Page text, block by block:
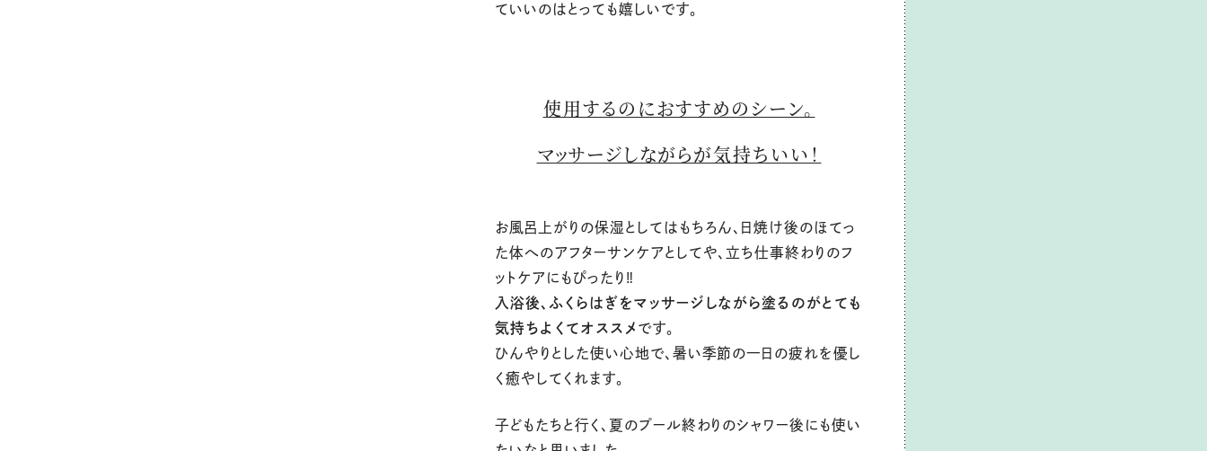
ていいのはとっても嬉しいです。
使用するのにおすすめのシーン。
マッサージしながらが気持ちいい！
お風呂上がりの保湿としてはもちろん、日焼け後のほてっ
た体へのアフターサンケアとしてや、立ち仕事終わりのフ
ットケアにもぴったり‼
入浴後、ふくらはぎをマッサージしながら塗るのがとても
気持ちよくてオススメ です。
ひんやりとした使い心地で、暑い季節の一日の疲れを優し
く癒やしてくれます。
子どもたちと行く、夏のプール終わりのシャワー後にも使い